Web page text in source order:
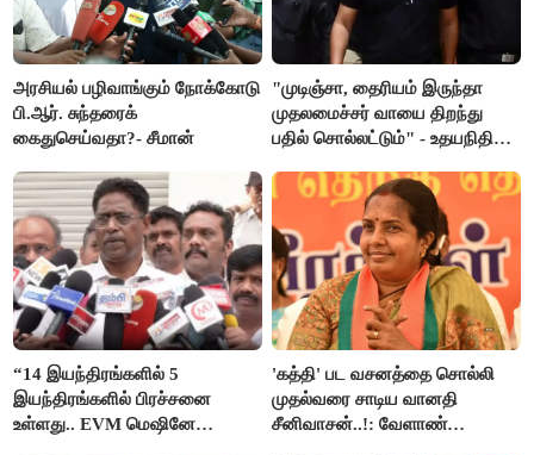
அரசியல் பழிவாங்கும் நோக்கோடு
பி.ஆர். சுந்தரைக்
கைதுசெய்வதா?- சீமான்
"முடிஞ்சா, தைரியம் இருந்தா
முதலமைச்சர் வாயை திறந்து
பதில் சொல்லட்டும்" - உதயநிதி
“14 இயந்திரங்களில் 5
இயந்திரங்களில் பிரச்சனை
உள்ளது.. EVM மெஷினே
'கத்தி' பட வசனத்தை சொல்லி
முதல்வரை சாடிய வானதி
சீனிவாசன்..!: வேளாண்